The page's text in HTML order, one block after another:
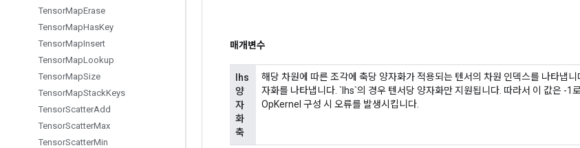
TensorMapErase
TensorMapHasKey
TensorMapInsert
TensorMapLookup
TensorMapSize
TensorMapStackKeys
TensorScatterAdd
TensorScatterMax
TensorScatterMin
매개변수
lhs
양
자
화
축
해당 차원에 따른 조각에 축당 양자화가 적용되는 텐서의 차원 인덱스를 나타냅
자화를 나타냅니다. `lhs`의 경우 텐서당 양자화만 지원됩니다. 따라서 이 값은 -1
OpKernel 구성 시 오류를 발생시킵니다.